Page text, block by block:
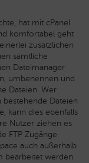
hat mit cPanel
komfortabel geht
zusätzlichen
sämtliche
Dateimanager
umbenennen und
Dateien. Wer
bestehende Dateien
kann dies ebenfalls
Nutzer ziehen es
FTP Zugänge
auch außerhalb
bearbeitet werden.